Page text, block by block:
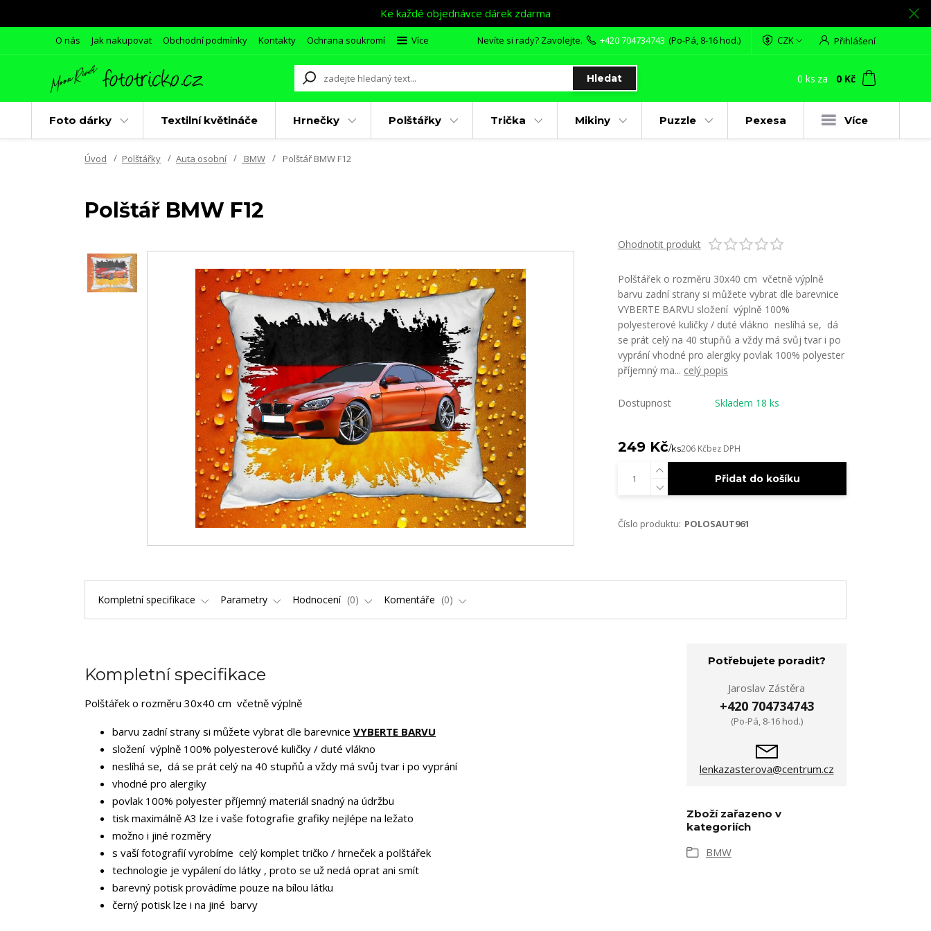
Ke každé objednávce dárek zdarma
O nás Jak nakupovat Obchodní podmínky Kontakty Ochrana soukromí Více CZK Přihlášení
Hledat
Nevíte si rady? Zavolejte. +420 704734743 (Po-Pá, 8-16 hod.)
0 ks za 0 Kč
Foto dárky Textilní květináče Hrnečky Polštářky Trička Mikiny Puzzle Pexesa Více
Úvod Polštářky Auta osobní BMW Polštář BMW F12
Polštář BMW F12
Ohodnotit produkt
Polštářek o rozměru 30x40 cm včetně výplně
barvu zadní strany si můžete vybrat dle barevnice
VYBERTE BARVU složení výplně 100%
polyesterové kuličky / duté vlákno neslíhá se, dá
se prát celý na 40 stupňů a vždy má svůj tvar i po
vyprání vhodné pro alergiky povlak 100% polyester
příjemný ma... celý popis
Dostupnost Skladem 18 ks
249 Kč/ks206 Kčbez DPH
Přidat do košíku
Číslo produktu: POLOSAUT961
Kompletní specifikace Parametry Hodnocení 0 Komentáře 0
Kompletní specifikace
Polštářek o rozměru 30x40 cm včetně výplně
barvu zadní strany si můžete vybrat dle barevnice VYBERTE BARVU
složení výplně 100% polyesterové kuličky / duté vlákno
neslíhá se, dá se prát celý na 40 stupňů a vždy má svůj tvar i po vyprání
vhodné pro alergiky
povlak 100% polyester příjemný materiál snadný na údržbu
tisk maximálně A3 lze i vaše fotografie grafiky nejlépe na ležato
možno i jiné rozměry
s vaší fotografií vyrobíme celý komplet tričko / hrneček a polštářek
technologie je vypálení do látky , proto se už nedá oprat ani smít
barevný potisk provádíme pouze na bílou látku
černý potisk lze i na jiné barvy
Potřebujete poradit?
Jaroslav Zástěra
+420 704734743
(Po-Pá, 8-16 hod.)
lenkazasterova@centrum.cz
Zboží zařazeno v
kategoriích
BMW